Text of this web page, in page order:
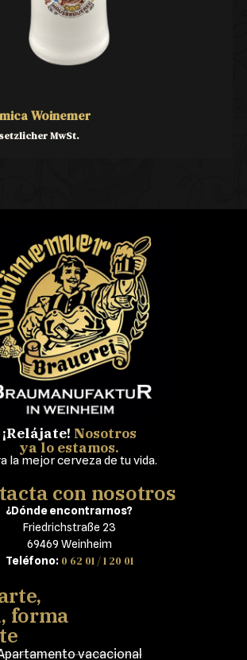
Woinemer
MwSt.
¡Relájate! Nosotros
ya lo estamos.
la mejor cerveza de tu vida.
con nosotros
¿Dónde encontrarnos?
Friedrichstraße 23
69469 Weinheim
Teléfono: 0 62 01 / 1 20 01
forma
vacacional